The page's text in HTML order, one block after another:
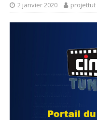
2 janvier 2020 projettut